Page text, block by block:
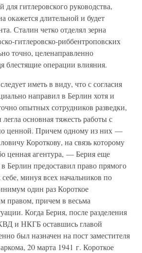
для гитлеровского руководства,
окажется длительной и будет
Сталин четко отделял зерна
гитлеровско-риббентроповских
точно, целенаправленно
блестящие операции влияния.
иметь в виду, что с согласия
направил в Берлин хотя и
опытных сотрудников разведки,
основная тяжесть работы с
ценной. Причем одному из них —
Короткову, на связь которому
ценная агентура, — Берия еще
Берлин предоставил право прямого
минуя всех начальников по
один раз Короткое
правом, причем в весьма
Когда Берия, после разделения
и НКГБ оставшись главой
был назначен на пост заместителя
20 марта 1941 г. Короткое